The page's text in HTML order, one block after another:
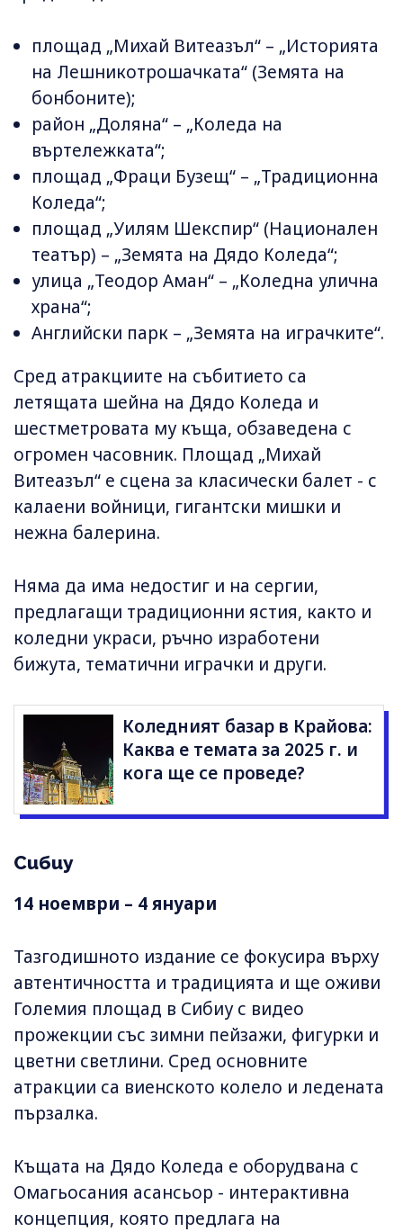
площад „Михай Витеазъл“ – „Историята
на Лешникотрошачката“ (Земята на
бонбоните);
район „Доляна“ – „Коледа на
въртележката“;
площад „Фраци Бузещ“ – „Традиционна
Коледа“;
площад „Уилям Шекспир“ (Национален
театър) – „Земята на Дядо Коледа“;
улица „Теодор Аман“ – „Коледна улична
храна“;
Английски парк – „Земята на играчките“.
Сред атракциите на събитието са
летящата шейна на Дядо Коледа и
шестметровата му къща, обзаведена с
огромен часовник. Площад „Михай
Витеазъл“ е сцена за класически балет - с
калаени войници, гигантски мишки и
нежна балерина.
Няма да има недостиг и на сергии,
предлагащи традиционни ястия, както и
коледни украси, ръчно изработени
бижута, тематични играчки и други.
Коледният базар в Крайова:
Каква е темата за 2025 г. и
кога ще се проведе?
Сибиу
14 ноември – 4 януари
Тазгодишното издание се фокусира върху
автентичността и традицията и ще оживи
Големия площад в Сибиу с видео
прожекции със зимни пейзажи, фигурки и
цветни светлини. Сред основните
атракции са виенското колело и ледената
пързалка.
Къщата на Дядо Коледа е оборудвана с
Омагьосания асансьор - интерактивна
концепция, която предлага на